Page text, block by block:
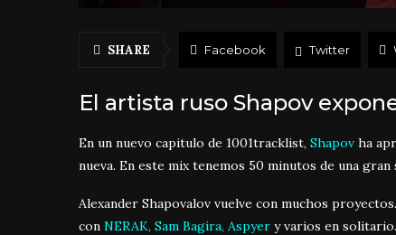
SHARE Facebook Twitter
El artista ruso Shapov
En un nuevo capitulo de 1001tracklist, Shapov ha
nueva. En este mix tenemos 50 minutos de una
Alexander Shapovalov vuelve con muchos
con NERAK, Sam Bagira, Aspyer y varios en